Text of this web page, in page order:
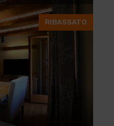
RIBASSATO